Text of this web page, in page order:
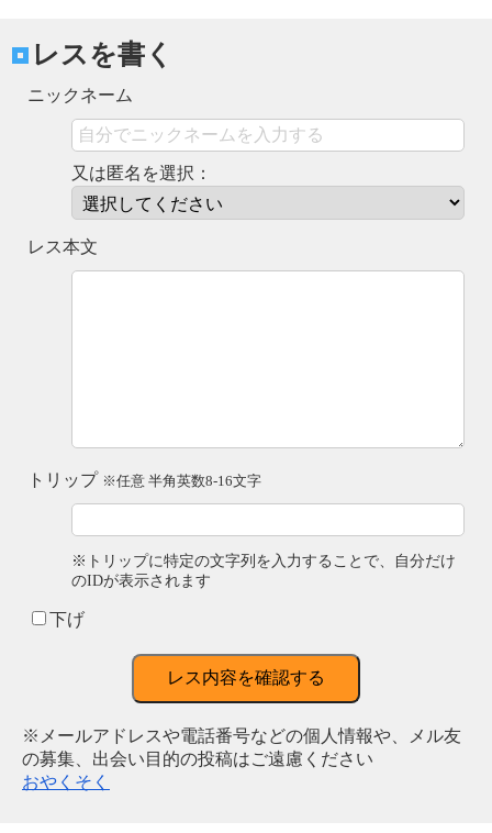
レスを書く
ニックネーム
又は匿名を選択：
レス本文
トリップ ※任意 半角英数8-16文字
※トリップに特定の文字列を入力することで、自分だけ
のIDが表示されます
下げ
レス内容を確認する
※メールアドレスや電話番号などの個人情報や、メル友
の募集、出会い目的の投稿はご遠慮ください
おやくそく